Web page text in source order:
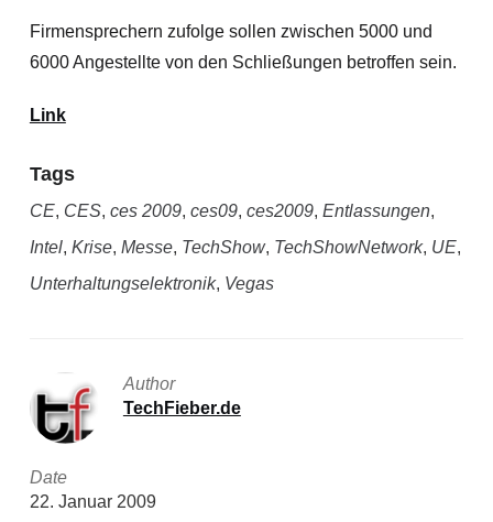
Firmensprechern zufolge sollen zwischen 5000 und
6000 Angestellte von den Schließungen betroffen sein.
Link
Tags
CE, CES, ces 2009, ces09, ces2009, Entlassungen,
Intel, Krise, Messe, TechShow, TechShowNetwork, UE,
Unterhaltungselektronik, Vegas
Author
TechFieber.de
Date
22. Januar 2009